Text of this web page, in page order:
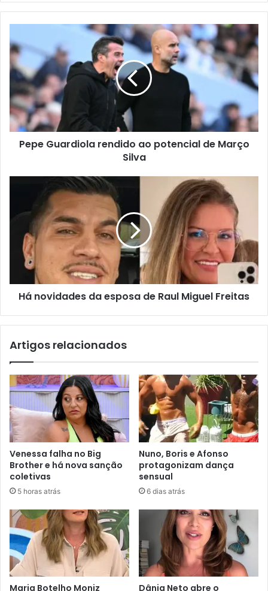
email
Pepe Guardiola rendido ao potencial de Março
Silva
Há novidades da esposa de Raul Miguel Freitas
Artigos relacionados
Venessa falha no Big
Brother e há nova sanção
coletivas
5 horas atrás
Nuno, Boris e Afonso
protagonizam dança
sensual
6 dias atrás
Maria Botelho Moniz
Dânia Neto abre o